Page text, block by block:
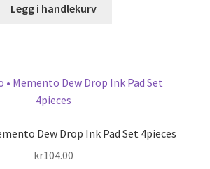
Legg i handlekurv
Dew Drop Ink Pad Set 4pieces
kr104.00